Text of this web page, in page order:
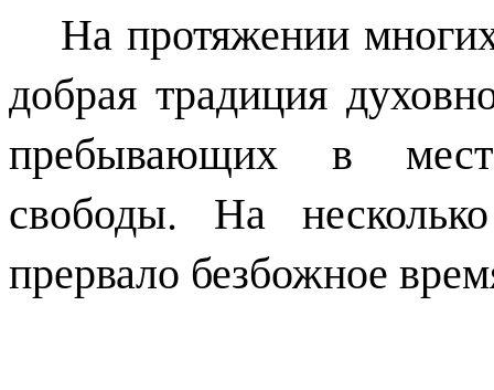
На протяжении
добрая традиция
пребывающих в
свободы. На
прервало безбожное